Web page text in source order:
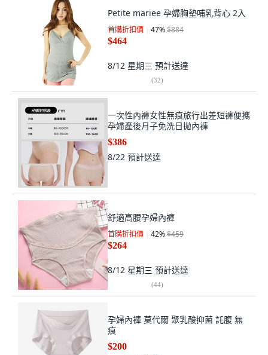
Petite mariee 孕婦胸墊哺乳背心 2入
首購折扣價 47%$884
$464
8/12 星期三 預計送達
(32)
一次性內褲女性無痕旅行出差短褲便攜
孕婦產後月子免洗日拋內褲
$386
8/22 預計送達
舒適高腰孕婦內褲
首購折扣價 42%$459
$264
8/12 星期三 預計送達
(44)
孕婦內褲 莫代爾 聚乳酸抑菌 託腹 無
痕
$200